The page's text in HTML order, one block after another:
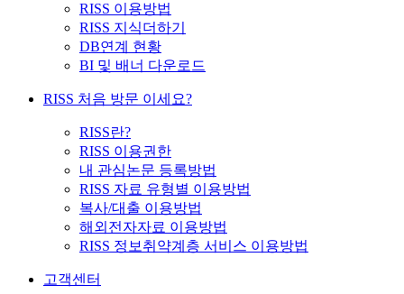
RISS 이용방법
RISS 지식더하기
DB연계 현황
BI 및 배너 다운로드
RISS 처음 방문 이세요?
RISS란?
RISS 이용권한
내 관심논문 등록방법
RISS 자료 유형별 이용방법
복사/대출 이용방법
해외전자자료 이용방법
RISS 정보취약계층 서비스 이용방법
고객센터